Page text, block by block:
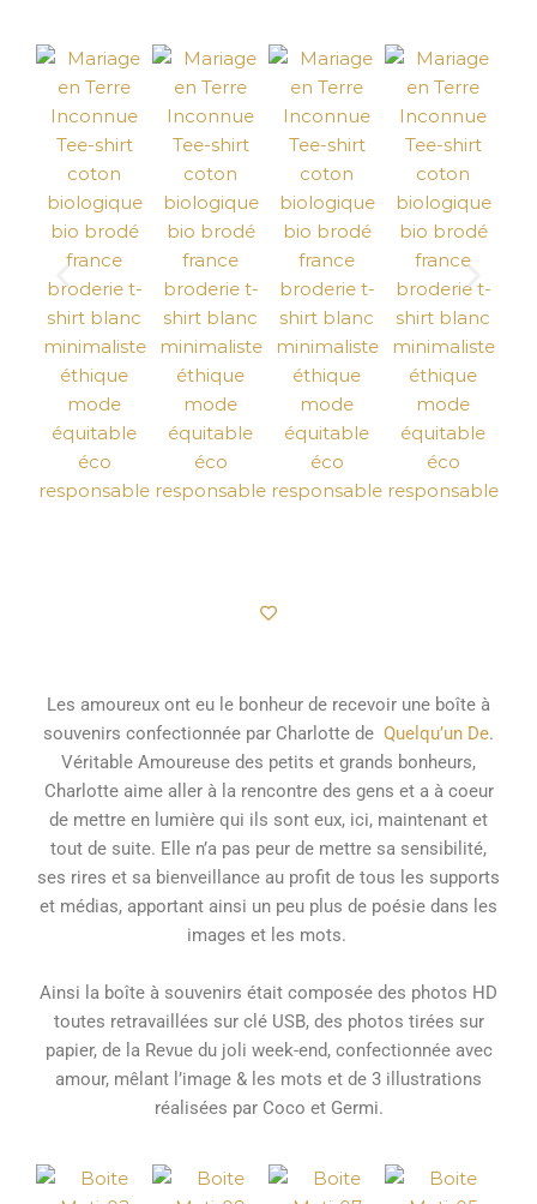
Les amoureux ont eu le bonheur de recevoir une boîte à
souvenirs confectionnée par Charlotte de Quelqu’un De.
Véritable Amoureuse des petits et grands bonheurs,
Charlotte aime aller à la rencontre des gens et a à coeur
de mettre en lumière qui ils sont eux, ici, maintenant et
tout de suite. Elle n’a pas peur de mettre sa sensibilité,
ses rires et sa bienveillance au profit de tous les supports
et médias, apportant ainsi un peu plus de poésie dans les
images et les mots.
Ainsi la boîte à souvenirs était composée des photos HD
toutes retravaillées sur clé USB, des photos tirées sur
papier, de la Revue du joli week-end, confectionnée avec
amour, mêlant l’image & les mots et de 3 illustrations
réalisées par Coco et Germi.